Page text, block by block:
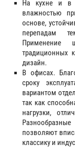
На кухне и в
влажностью
основе,
перепадам
Применение
традиционных
дизайн.
В офисах.
сроку
вариантом
так как
нагрузки,
позволяют
классику и